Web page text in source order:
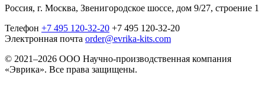
Россия, г. Москва, Звенигородское шоссе, дом 9/27, строение 1
Телефон +7 495 120-32-20 +7 495 120-32-20
Электронная почта order@evrika-kits.com
© 2021–2026 ООО Научно-производственная компания
«Эврика». Все права защищены.